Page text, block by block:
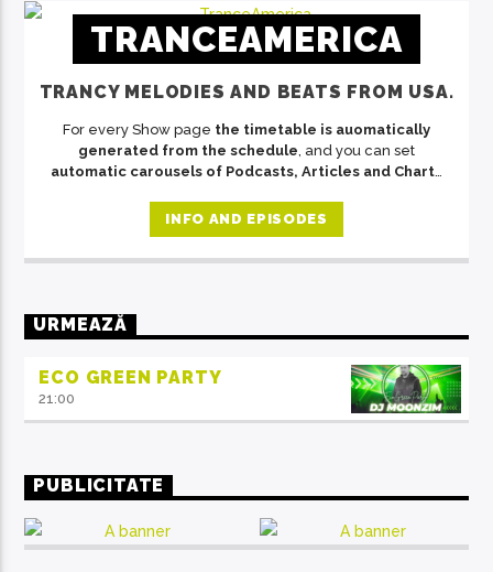
TRANCEAMERICA
TRANCY MELODIES AND BEATS FROM USA.
For every Show page the timetable is auomatically
generated from the schedule, and you can set
automatic carousels of Podcasts, Articles and Charts
Sed justo mauris, auctor eget tellus nec, pellentesque
varius mauris. Sed eu congue nulla, et tincidunt justo.
Aliquam semper faucibus odio id varius. Suspendisse
INFO AND EPISODES
URMEAZĂ
ECO GREEN PARTY
21:00
PUBLICITATE